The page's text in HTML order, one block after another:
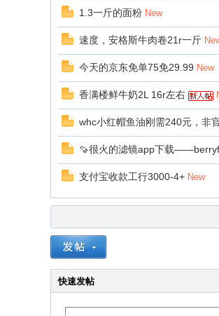
1.3一斤的面粉 New
速度，安格斯牛肉卷21r一斤
今天的京东免单75免29.99 New
香满楼鲜牛奶2L 16r左右
whc小红帽鱼油刚需240元，非
🍠很火的滤镜app下载
支付宝收款工行3000-4+ New
快速发帖